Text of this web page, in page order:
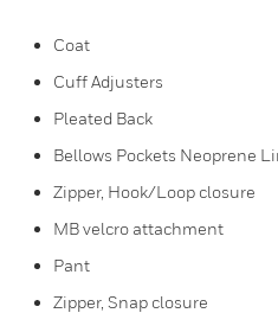
Coat
Cuff Adjusters
Pleated Back
Bellows Pockets Neoprene
Zipper, Hook/Loop closure
MB velcro attachment
Pant
Zipper, Snap closure